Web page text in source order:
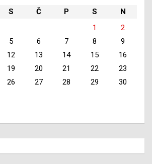
S Č P S
N
1
2
5 6 7 8
9
12 13 14 15
16
19 20 21 22
23
26 27 28 29
30